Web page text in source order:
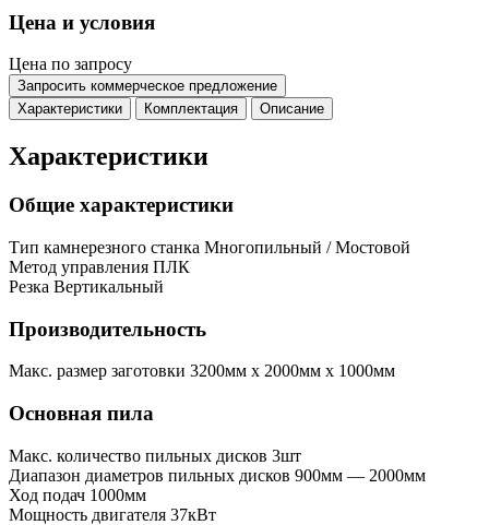
Цена и условия
Цена по запросу
Запросить коммерческое предложение
Характеристики
Комплектация Описание
Характеристики
Общие характеристики
Тип камнерезного станка Многопильный / Мостовой
Метод управления ПЛК
Резка Вертикальный
Производительность
Макс. размер заготовки 3200мм x 2000мм x 1000мм
Основная пила
Макс. количество пильных дисков 3шт
Диапазон диаметров пильных дисков 900мм — 2000мм
Ход подач 1000мм
Мощность двигателя 37кВт